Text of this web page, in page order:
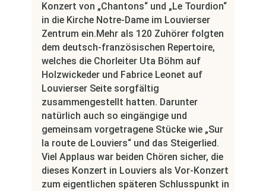
Konzert von „Chantons“ und „Le Tourdion“
in die Kirche Notre-Dame im Louvierser
Zentrum ein.Mehr als 120 Zuhörer folgten
dem deutsch-französischen Repertoire,
welches die Chorleiter Uta Böhm auf
Holzwickeder und Fabrice Leonet auf
Louvierser Seite sorgfältig
zusammengestellt hatten. Darunter
natürlich auch so eingängige und
gemeinsam vorgetragene Stücke wie „Sur
la route de Louviers“ und das Steigerlied.
Viel Applaus war beiden Chören sicher, die
dieses Konzert in Louviers als Vor-Konzert
zum eigentlichen späteren Schlusspunkt in